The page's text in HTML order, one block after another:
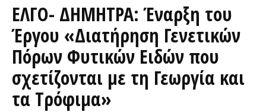
ΕΛΓΟ- ΔΗΜΗΤΡΑ: Έναρξη του
Έργου «Διατήρηση Γενετικών
Πόρων Φυτικών Ειδών που
σχετίζονται με τη Γεωργία και
τα Tρόφιμα»